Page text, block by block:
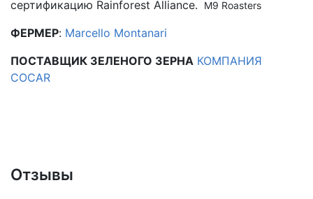
сертификацию Rainforest Alliance.
M9 Roasters
ФЕРМЕР: Marcello Montanari
ПОСТАВЩИК ЗЕЛЕНОГО ЗЕРНА КОМПАНИЯ
COCAR
Отзывы